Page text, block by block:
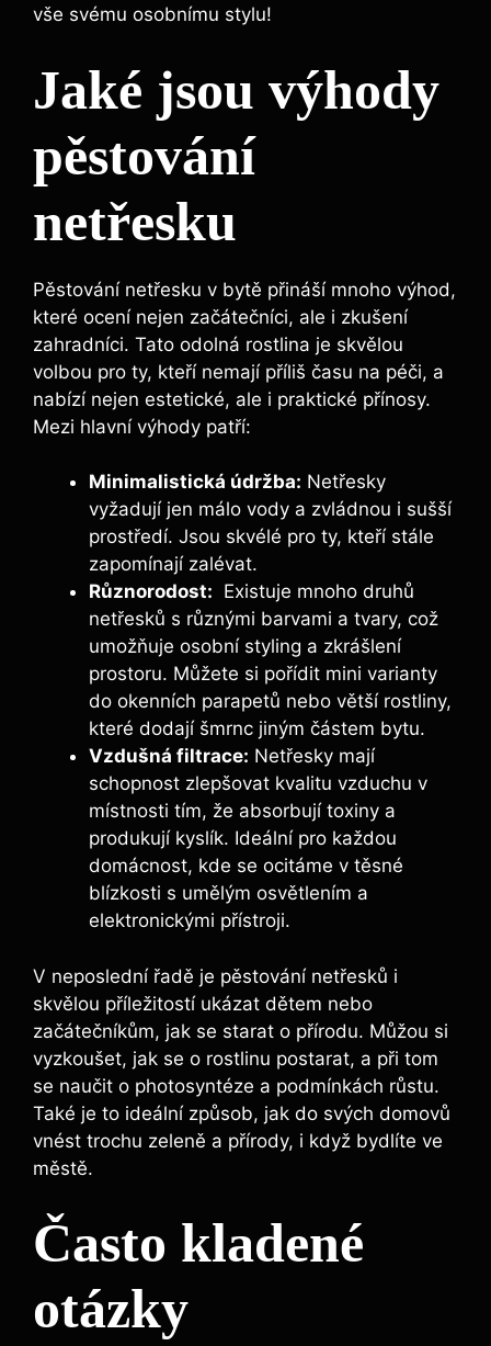
vše svému ⁤osobnímu‍ stylu!
Jaké jsou výhody
pěstování
netřesku
Pěstování netřesku ⁢v bytě přináší ‌mnoho výhod,⁣
které ‌ocení nejen začátečníci, ‌ale i ‍zkušení
zahradníci. Tato odolná ‍rostlina je skvělou
volbou pro ty, kteří nemají příliš času na péči, a
nabízí nejen estetické, ale i praktické přínosy.
Mezi hlavní výhody patří:
Minimalistická⁣ údržba: Netřesky
vyžadují jen málo vody a zvládnou i sušší
prostředí. Jsou⁤ skvélé pro ty, kteří stále
zapomínají zalévat.
Různorodost: ​ Existuje mnoho druhů
netřesků s různými barvami a tvary, což
umožňuje osobní styling a zkrášlení
prostoru.‍ Můžete⁢ si pořídit mini varianty
⁢do okenních parapetů nebo větší rostliny,
které dodají šmrnc ‌jiným částem bytu.
Vzdušná filtrace: Netřesky ⁣mají
schopnost zlepšovat kvalitu⁤ vzduchu v
místnosti tím, že absorbují toxiny a
produkují kyslík. Ideální pro každou
domácnost, kde se ocitáme v těsné
blízkosti s umělým ‍osvětlením a
elektronickými ⁣přístroji.
V neposlední řadě je pěstování netřesků i
skvělou příležitostí ukázat dětem nebo
začátečníkům, jak⁣ se starat o přírodu. Můžou si
vyzkoušet,‌ jak ⁣se o⁣ rostlinu⁣ postarat, a při tom
‌se naučit o photosyntéze ⁣a ​podmínkách růstu.
Také je to ideální způsob, jak do svých domovů
vnést ⁣trochu zeleně⁢ a přírody, i když bydlíte ve
městě.
Často kladené
otázky